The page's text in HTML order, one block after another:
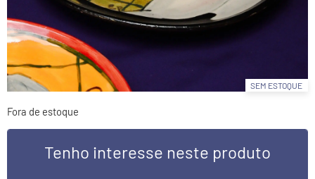
SEM ESTOQUE
Fora de estoque
Tenho interesse neste produto